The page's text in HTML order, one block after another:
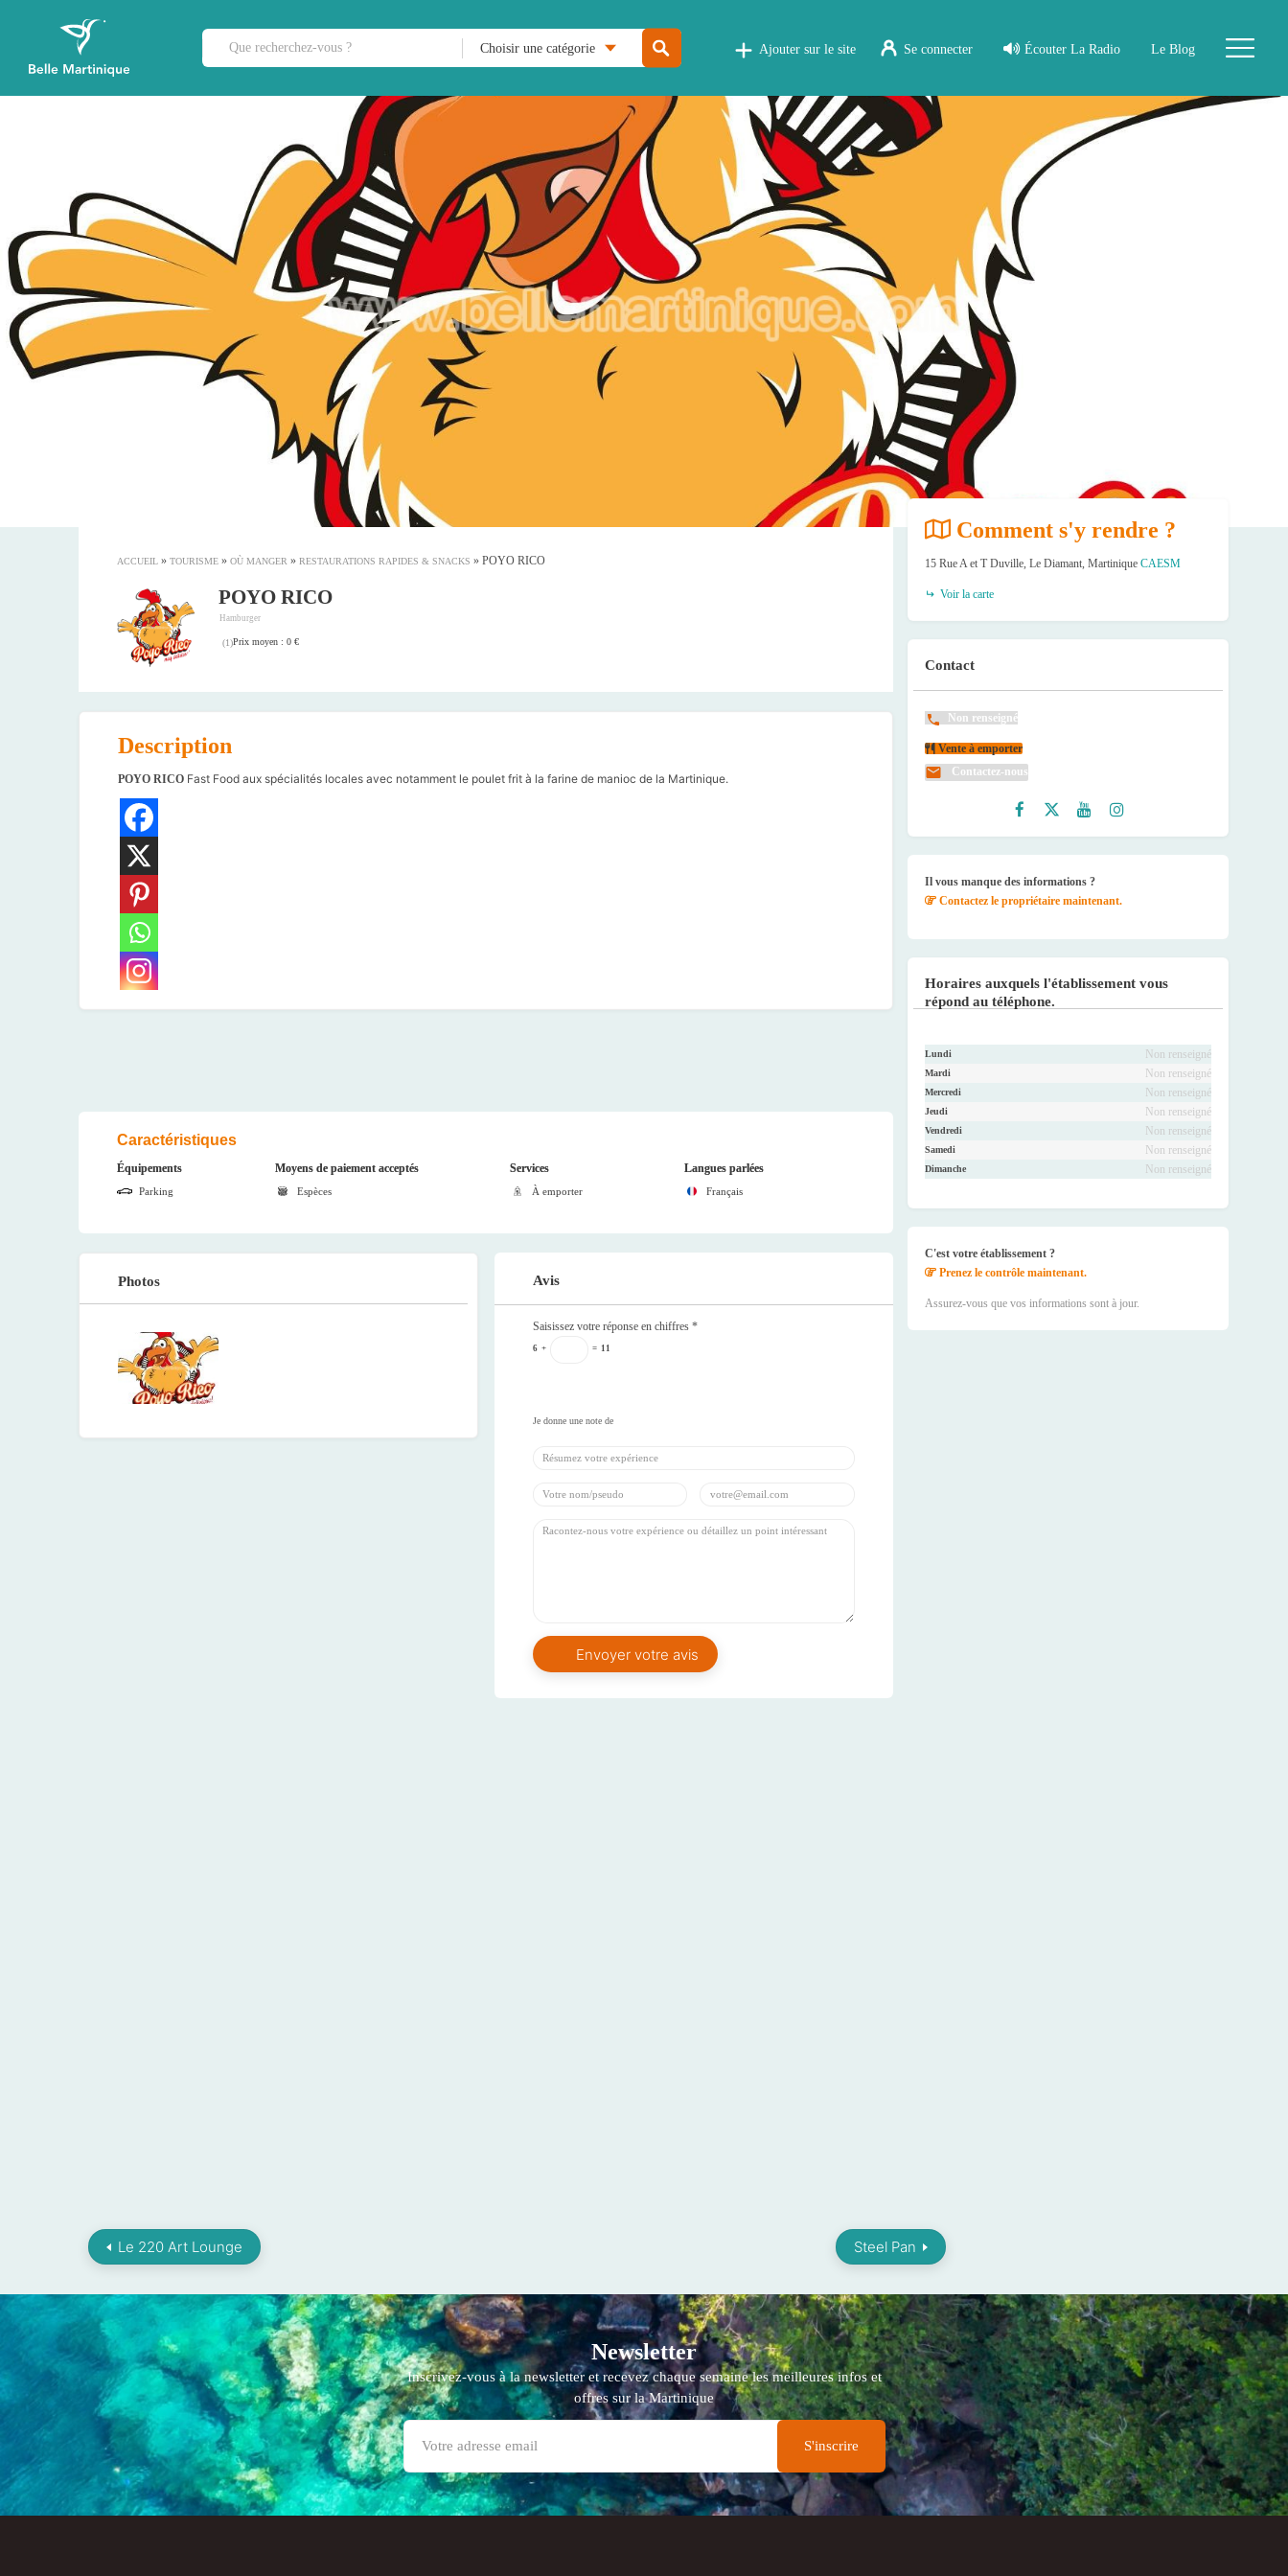
Choisir une catégorie Ajouter sur le site Se connecter Écouter La Radio Le Blog
ACCUEIL » TOURISME » OÙ MANGER » RESTAURATIONS RAPIDES & SNACKS » POYO RICO
POYO RICO
Hamburger
(1)Prix moyen : 0 €
Description
POYO RICO Fast Food aux spécialités locales avec notamment le poulet frit à la farine de manioc de la Martinique.
Caractéristiques
Équipements
Parking
Moyens de paiement acceptés
Espèces
Services
À emporter
Langues parlées
Français
Photos Avis
Saisissez votre réponse en chiffres*
6 + = 11
Comment s'y rendre ?
15 Rue A et T Duville, Le Diamant, Martinique CAESM
Voir la carte
Contact
Non renseigné
Vente à emporter
Contactez-nous
Il vous manque des informations ?
Contactez le propriétaire maintenant.
Horaires auxquels l'établissement vous
répond au téléphone.
Lundi Non renseigné
Mardi Non renseigné
Mercredi Non renseigné
Jeudi Non renseigné
Vendredi Non renseigné
Samedi Non renseigné
Dimanche Non renseigné
C'est votre établissement ?
Prenez le contrôle maintenant.
Assurez-vous que vos informations sont à jour.
Le 220 Art Lounge Steel Pan
Newsletter
Inscrivez-vous à la newsletter et recevez chaque semaine les meilleures infos et
offres sur la Martinique